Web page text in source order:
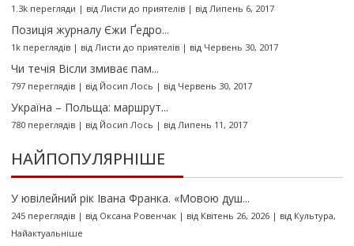
1.3k перегляди | від Листи до приятелів| від Липень 6, 2017
Позиція журналу Єжи Ґедро...
1k переглядів| від Листи до приятелів| від Червень 30, 2017
Чи течія Вісли змиває пам...
797 переглядів| від Йосип Лось | від Червень 30, 2017
Україна – Польща: маршрут...
780 переглядів| від Йосип Лось | від Липень 11, 2017
НАЙПОПУЛЯРНІШЕ
У ювілейний рік Івана Франка. «Мовою душ...
245 переглядів| від Оксана Ровенчак| від Квітень 26, 2026| від Культура,
Найактуальніше